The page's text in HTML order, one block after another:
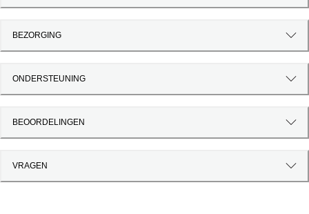
BEZORGING
ONDERSTEUNING
BEOORDELINGEN
VRAGEN